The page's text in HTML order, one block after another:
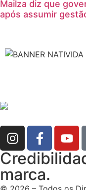
Mailza diz que
após assumir
marca.